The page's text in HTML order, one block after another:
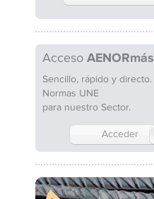
Acceso AENORmás
Sencillo, rápido y directo.
Normas UNE
para nuestro Sector.
Acceder